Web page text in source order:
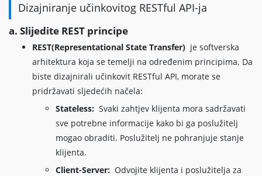
Dizajniranje učinkovitog RESTful API-ja
a. Slijedite REST principe
REST(Representational State Transfer) je softverska
arhitektura koja se temelji na određenim principima. Da
biste dizajnirali učinkovit RESTful API, morate se
pridržavati sljedećih načela:
Stateless: Svaki zahtjev klijenta mora sadržavati
sve potrebne informacije kako bi ga poslužitelj
mogao obraditi. Poslužitelj ne pohranjuje stanje
klijenta.
Client-Server: Odvojite klijenta i poslužitelja za